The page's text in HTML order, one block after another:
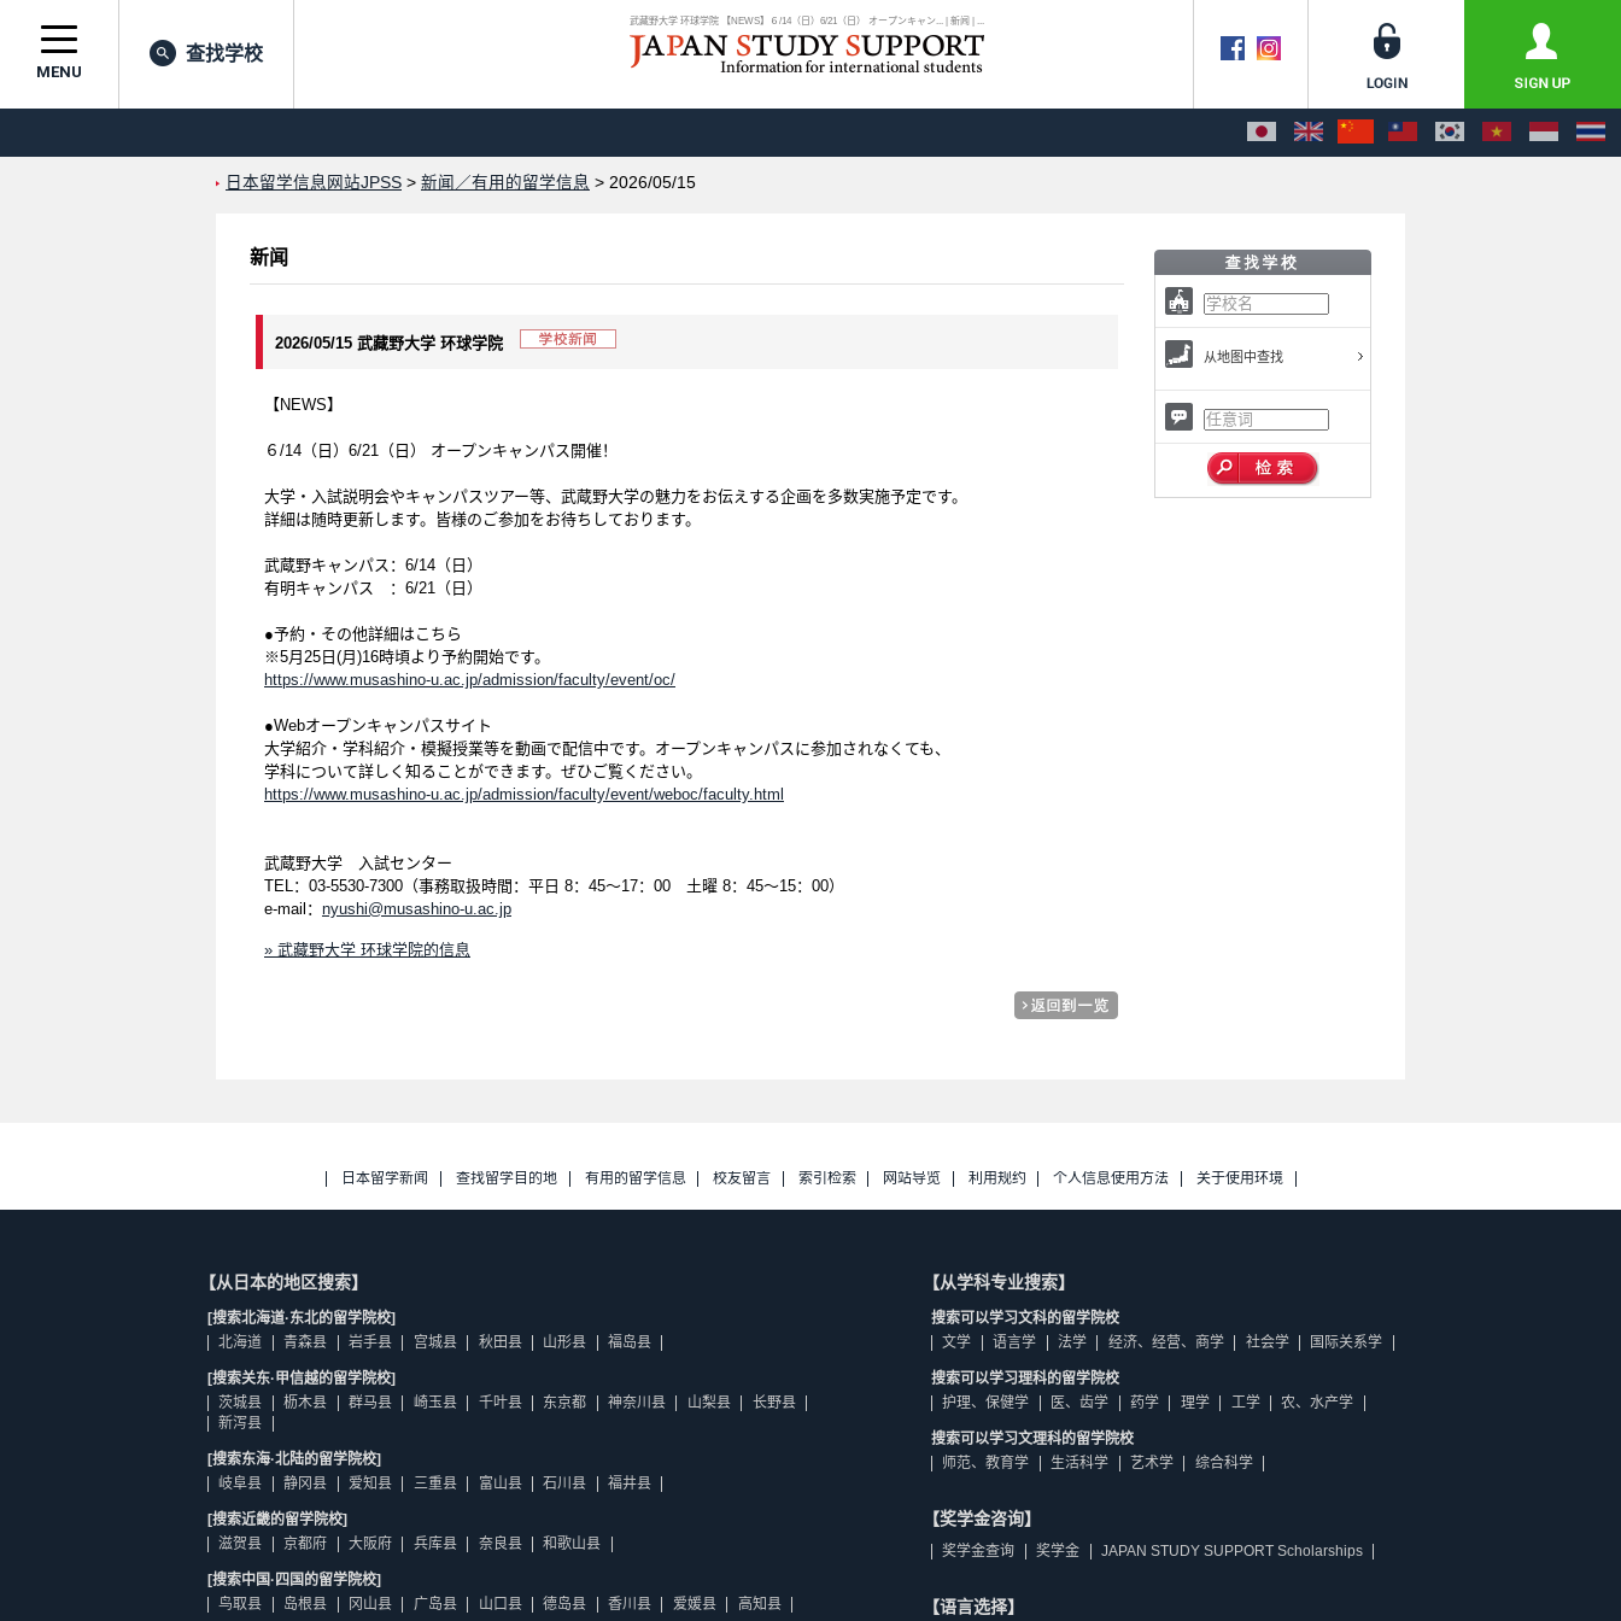
武藏野大学 环球学院 【NEWS】６/14（日）6/21（日） オープンキャン... | 新闻 | ...
MENU
查找学校
日本留学信息网站JPSS > 新闻／有用的留学信息 > 2026/05/15
新闻
2026/05/15 武藏野大学 环球学院
【NEWS】
６/14（日）6/21（日） オープンキャンパス開催！
大学・入試説明会やキャンパスツアー等、武蔵野大学の魅力をお伝えする企画を多数実施予定です。
詳細は随時更新します。皆様のご参加をお待ちしております。
武蔵野キャンパス：6/14（日）
有明キャンパス ：6/21（日）
●予約・その他詳細はこちら
※5月25日(月)16時頃より予約開始です。
https://www.musashino-u.ac.jp/admission/faculty/event/oc/
●Webオープンキャンパスサイト
大学紹介・学科紹介・模擬授業等を動画で配信中です。オープンキャンパスに参加されなくても、
学科について詳しく知ることができます。ぜひご覧ください。
https://www.musashino-u.ac.jp/admission/faculty/event/weboc/faculty.html
武蔵野大学 入試センター
TEL：03-5530-7300（事務取扱時間：平日 8：45～17：00 土曜 8：45～15：00）
e-mail： nyushi@musashino-u.ac.jp
» 武藏野大学 环球学院的信息
从地图中查找
日本留学新闻 查找留学目的地 有用的留学信息 校友留言 索引检索 网站导览 利用规约 个人信息使用方法 关于使用环境
【从日本的地区搜索】
[搜索北海道·东北的留学院校]
北海道
青森县 岩手县 宫城县 秋田县 山形县 福岛县
[搜索关东·甲信越的留学院校]
茨城县
枥木县 群马县 崎玉县 千叶县 东京都 神奈川县 山梨县
长野县
新泻县
[搜索东海·北陆的留学院校]
岐阜县
静冈县 爱知县 三重县 富山县 石川县 福井县
[搜索近畿的留学院校]
滋贺县
京都府 大阪府 兵库县 奈良县 和歌山县
[搜索中国·四国的留学院校]
鸟取县
岛根县 冈山县 广岛县 山口县 德岛县 香川县 爱媛县 高知县
【从学科专业搜索】
搜索可以学习文科的留学院校
文学
语言学 法学 经济、经营、商学 社会学 国际关系学
搜索可以学习理科的留学院校
护理、保健学
医、齿学 药学 理学 工学 农、水产学
搜索可以学习文理科的留学院校
师范、教育学
生活科学 艺术学 综合科学
【奖学金咨询】
奖学金查询 奖学金 JAPAN STUDY SUPPORT Scholarships
【语言选择】